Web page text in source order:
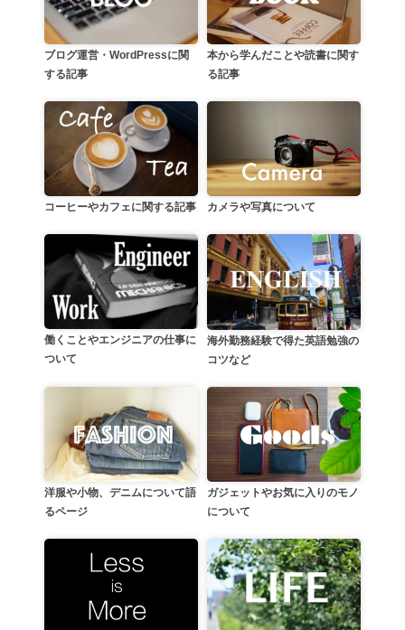
ブログ運営・WordPressに関
する記事
本から学んだことや読書に関す
る記事
コーヒーやカフェに関する記事 カメラや写真について
働くことやエンジニアの仕事に
ついて
海外勤務経験で得た英語勉強の
コツなど
洋服や小物、デニムについて語
るページ
ガジェットやお気に入りのモノ
について